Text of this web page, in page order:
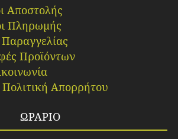
Αποστολής
Πληρωμής
Προϊόντων
Απορρήτου
ΩΡΑΡΙΟ